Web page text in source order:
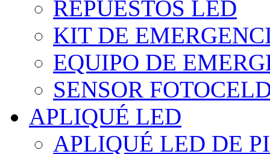
REPUESTOS LED
KIT DE
EQUIPO DE
SENSOR
APLIQUÉ LED
APLIQUÉ LED DE